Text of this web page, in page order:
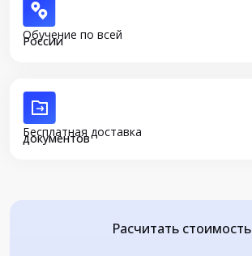
Обучение по всей
России
Бесплатная доставка
документов
Расчитать стоимость